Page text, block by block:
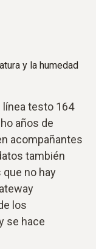
y la humedad
testo 164
años de
acompañantes
también
no hay
los
se hace